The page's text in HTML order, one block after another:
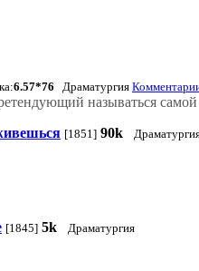
6.57*76 Драматургия
называться самой
[1851] 90k
[1845] 5k Драматургия